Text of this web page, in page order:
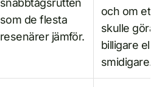
snabbtågsrutten
som de flesta
resenärer jämför.
och om ett
skulle göra
billigare eller
smidigare.